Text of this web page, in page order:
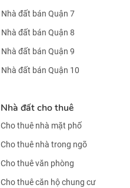
Nhà đất bán Quận 7
Nhà đất bán Quận 8
Nhà đất bán Quận 9
Nhà đất bán Quận 10
Nhà đất cho thuê
Cho thuê nhà mặt phố
Cho thuê nhà trong ngõ
Cho thuê văn phòng
Cho thuê căn hộ chung cư